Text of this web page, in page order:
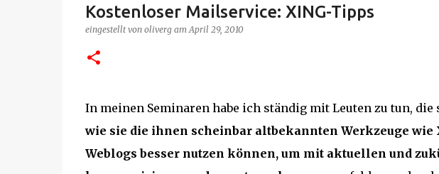
Kostenloser Mailservice: XING-Tipps
eingestellt von oliverg amApril 29, 2010
In meinen Seminaren habe ich ständig mit Leuten zu tun,
wie sie die ihnen scheinbar altbekannten Werkzeuge wie
Weblogs besser nutzen können, um mit aktuellen und